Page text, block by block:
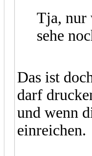
Tja, nur
sehe
Das ist
darf
und wenn
einreichen.